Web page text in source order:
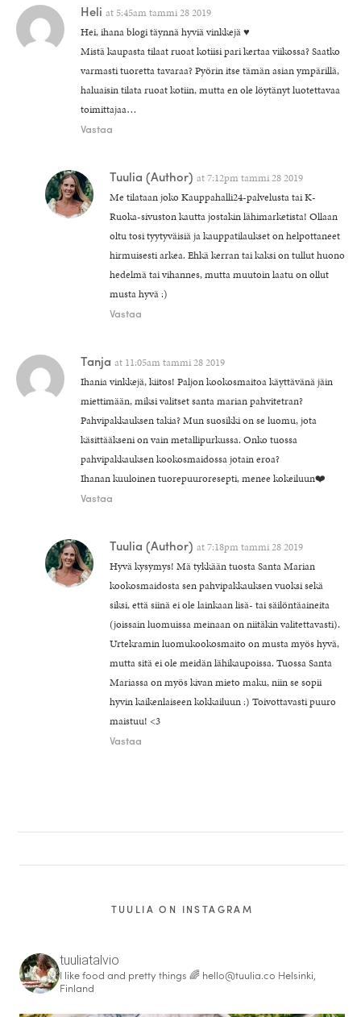
Heli at 5:45am tammi 28 2019
Hei, ihana blogi täynnä hyviä vinkkejä ♥️
Mistä kaupasta tilaat ruoat kotiisi pari kertaa viikossa? Saatko
varmasti tuoretta tavaraa? Pyörin itse tämän asian ympärillä,
haluaisin tilata ruoat kotiin, mutta en ole löytänyt luotettavaa
toimittajaa…
Vastaa
Tuulia (Author) at7:12pm tammi 28 2019
Me tilataan joko Kauppahalli24-palvelusta tai K-
Ruoka-sivuston kautta jostakin lähimarketista! Ollaan
oltu tosi tyytyväisiä ja kauppatilaukset on helpottaneet
hirmuisesti arkea. Ehkä kerran tai kaksi on tullut huono
hedelmä tai vihannes, mutta muutoin laatu on ollut
musta hyvä :)
Vastaa
Tanja at 11:05am tammi 28 2019
Ihania vinkkejä, kiitos! Paljon kookosmaitoa käyttävänä jäin
miettimään, miksi valitset santa marian pahvitetran?
Pahvipakkauksen takia? Mun suosikki on se luomu, jota
käsittääkseni on vain metallipurkussa. Onko tuossa
pahvipakkauksen kookosmaidossa jotain eroa?
Ihanan kuuloinen tuorepuuroresepti, menee kokeiluun❤️
Vastaa
Tuulia (Author) at7:18pm tammi 28 2019
Hyvä kysymys! Mä tykkään tuosta Santa Marian
kookosmaidosta sen pahvipakkauksen vuoksi sekä
siksi, että siinä ei ole lainkaan lisä- tai säilöntäaineita
(joissain luomuissa meinaan on niitäkin valitettavasti).
Urtekramin luomukookosmaito on musta myös hyvä,
mutta sitä ei ole meidän lähikaupoissa. Tuossa Santa
Mariassa on myös kivan mieto maku, niin se sopii
hyvin kaikenlaiseen kokkailuun :) Toivottavasti puuro
maistuu! <3
Vastaa
TUULIA ON INSTAGRAM
tuuliatalvio
I like food and pretty things 🌈 hello@tuulia.co Helsinki,
Finland